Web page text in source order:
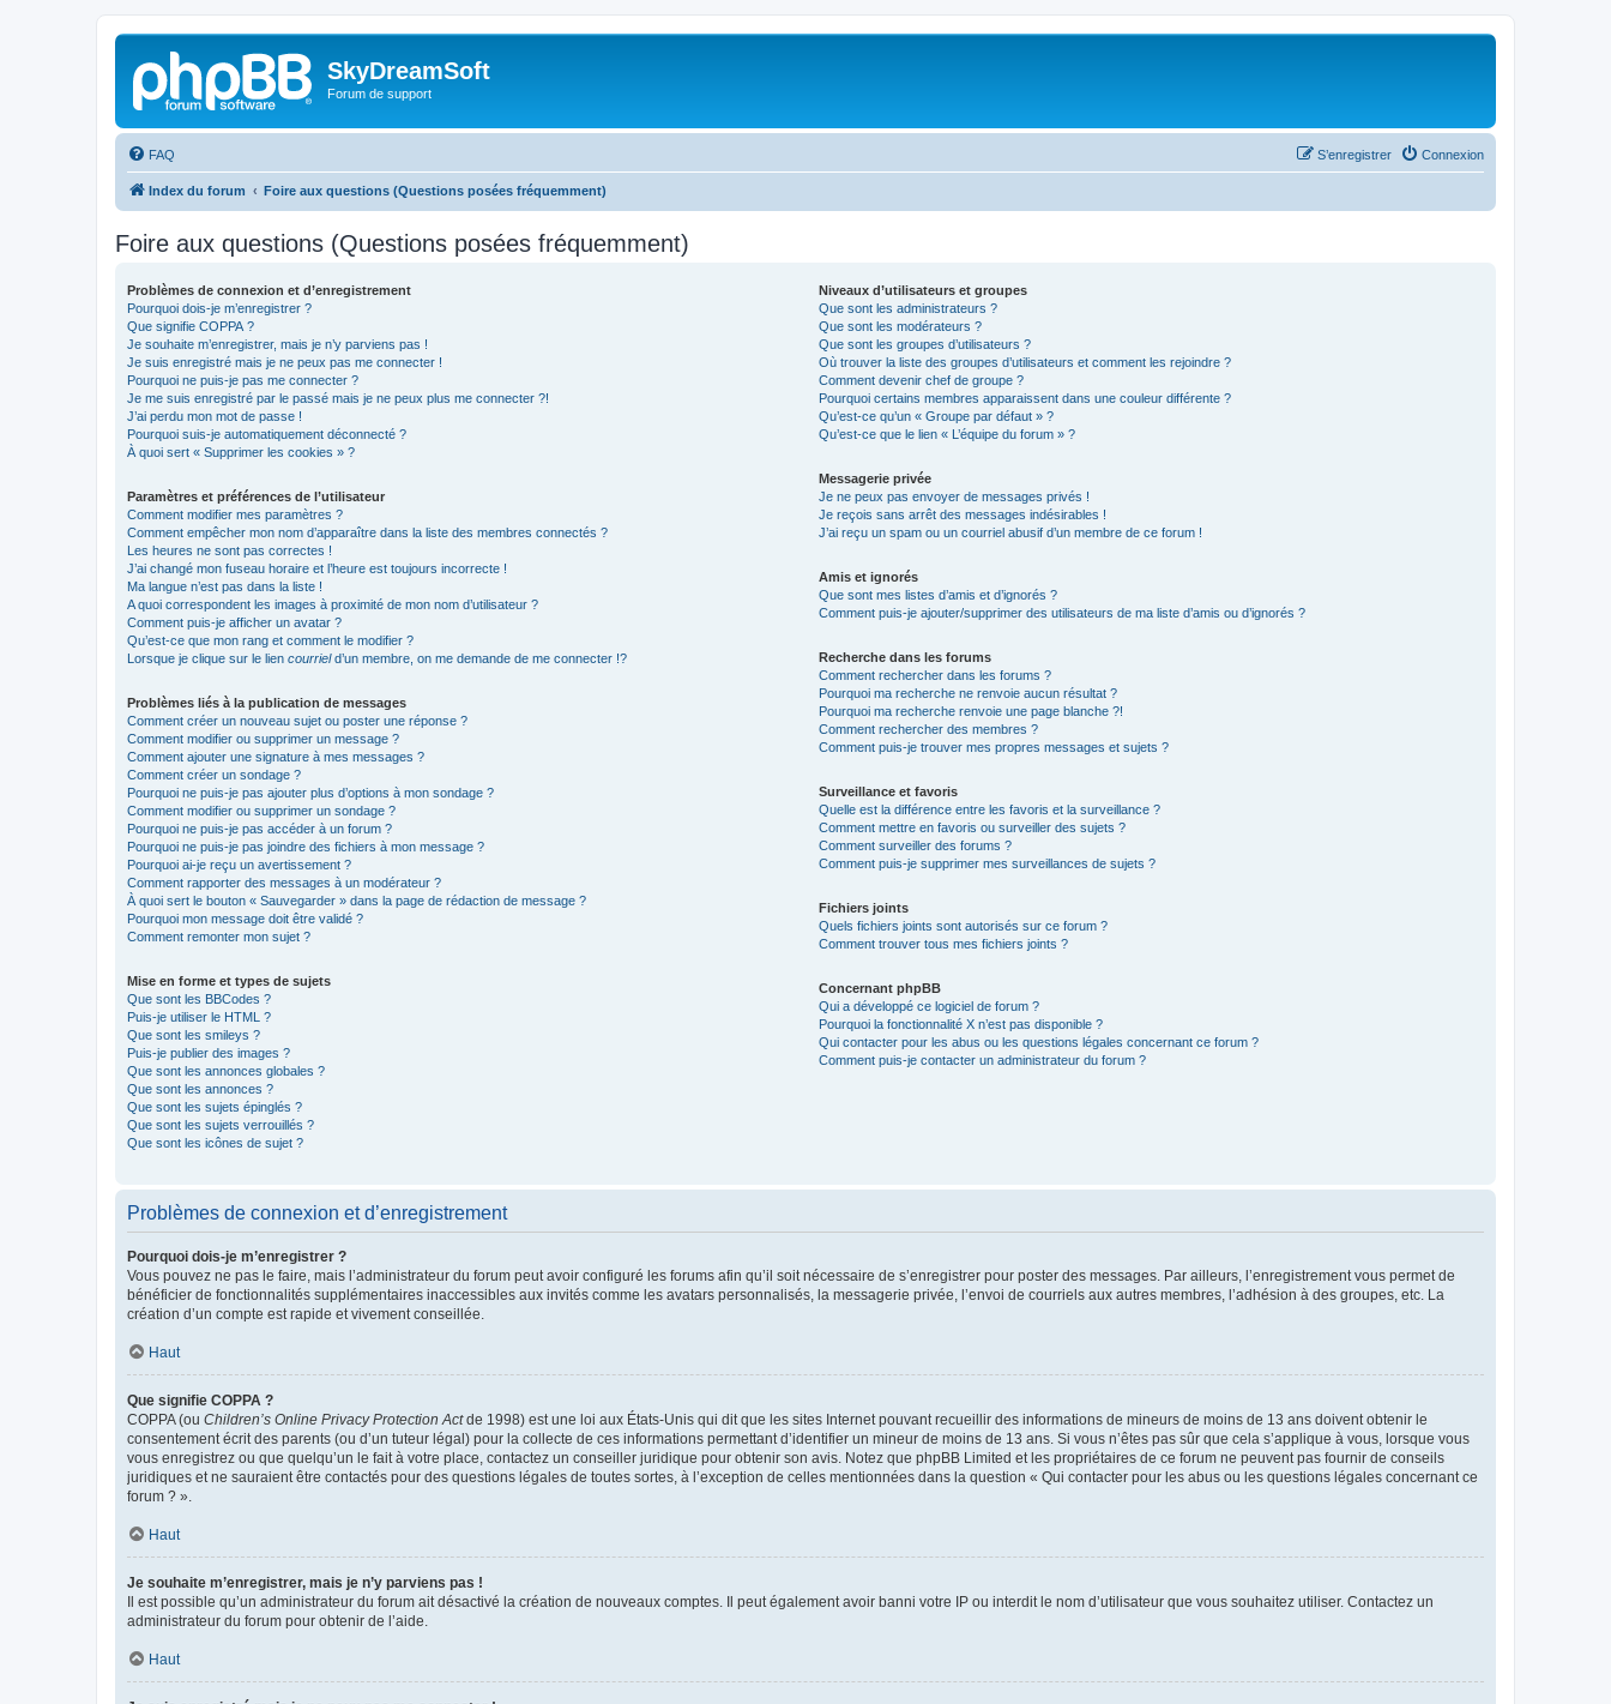
SkyDreamSoft
Forum de support
FAQ Connexion
S’enregistrer
Index du forum Foire aux questions (Questions posées fréquemment)
Foire aux questions (Questions posées fréquemment)
Problèmes de connexion et d’enregistrement
Pourquoi dois-je m’enregistrer ?
Que signifie COPPA ?
Je souhaite m’enregistrer, mais je n’y parviens pas !
Je suis enregistré mais je ne peux pas me connecter !
Pourquoi ne puis-je pas me connecter ?
Je me suis enregistré par le passé mais je ne peux plus me connecter ?!
J’ai perdu mon mot de passe !
Pourquoi suis-je automatiquement déconnecté ?
À quoi sert « Supprimer les cookies » ?
Paramètres et préférences de l’utilisateur
Comment modifier mes paramètres ?
Comment empêcher mon nom d’apparaître dans la liste des membres connectés ?
Les heures ne sont pas correctes !
J’ai changé mon fuseau horaire et l’heure est toujours incorrecte !
Ma langue n’est pas dans la liste !
A quoi correspondent les images à proximité de mon nom d’utilisateur ?
Comment puis-je afficher un avatar ?
Qu’est-ce que mon rang et comment le modifier ?
Lorsque je clique sur le lien courrield’un membre, on me demande de me connecter !?
Problèmes liés à la publication de messages
Comment créer un nouveau sujet ou poster une réponse ?
Comment modifier ou supprimer un message ?
Comment ajouter une signature à mes messages ?
Comment créer un sondage ?
Pourquoi ne puis-je pas ajouter plus d’options à mon sondage ?
Comment modifier ou supprimer un sondage ?
Pourquoi ne puis-je pas accéder à un forum ?
Pourquoi ne puis-je pas joindre des fichiers à mon message ?
Pourquoi ai-je reçu un avertissement ?
Comment rapporter des messages à un modérateur ?
À quoi sert le bouton « Sauvegarder » dans la page de rédaction de message ?
Pourquoi mon message doit être validé ?
Comment remonter mon sujet ?
Mise en forme et types de sujets
Que sont les BBCodes ?
Puis-je utiliser le HTML ?
Que sont les smileys ?
Puis-je publier des images ?
Que sont les annonces globales ?
Que sont les annonces ?
Que sont les sujets épinglés ?
Que sont les sujets verrouillés ?
Que sont les icônes de sujet ?
Niveaux d’utilisateurs et groupes
Que sont les administrateurs ?
Que sont les modérateurs ?
Que sont les groupes d’utilisateurs ?
Où trouver la liste des groupes d’utilisateurs et comment les rejoindre ?
Comment devenir chef de groupe ?
Pourquoi certains membres apparaissent dans une couleur différente ?
Qu’est-ce qu’un « Groupe par défaut » ?
Qu’est-ce que le lien « L’équipe du forum » ?
Messagerie privée
Je ne peux pas envoyer de messages privés !
Je reçois sans arrêt des messages indésirables !
J’ai reçu un spam ou un courriel abusif d’un membre de ce forum !
Amis et ignorés
Que sont mes listes d’amis et d’ignorés ?
Comment puis-je ajouter/supprimer des utilisateurs de ma liste d’amis ou d’ignorés ?
Recherche dans les forums
Comment rechercher dans les forums ?
Pourquoi ma recherche ne renvoie aucun résultat ?
Pourquoi ma recherche renvoie une page blanche ?!
Comment rechercher des membres ?
Comment puis-je trouver mes propres messages et sujets ?
Surveillance et favoris
Quelle est la différence entre les favoris et la surveillance ?
Comment mettre en favoris ou surveiller des sujets ?
Comment surveiller des forums ?
Comment puis-je supprimer mes surveillances de sujets ?
Fichiers joints
Quels fichiers joints sont autorisés sur ce forum ?
Comment trouver tous mes fichiers joints ?
Concernant phpBB
Qui a développé ce logiciel de forum ?
Pourquoi la fonctionnalité X n’est pas disponible ?
Qui contacter pour les abus ou les questions légales concernant ce forum ?
Comment puis-je contacter un administrateur du forum ?
Problèmes de connexion et d’enregistrement
Pourquoi dois-je m’enregistrer ?
Vous pouvez ne pas le faire, mais l’administrateur du forum peut avoir configuré les forums afin qu’il soit nécessaire de s’enregistrer pour poster des messages. Par ailleurs, l’enregistrement vous permet de
bénéficier de fonctionnalités supplémentaires inaccessibles aux invités comme les avatars personnalisés, la messagerie privée, l’envoi de courriels aux autres membres, l’adhésion à des groupes, etc. La
création d’un compte est rapide et vivement conseillée.
Haut
Que signifie COPPA ?
COPPA (ou Children’s Online Privacy Protection Actde 1998) est une loi aux États-Unis qui dit que les sites Internet pouvant recueillir des informations de mineurs de moins de 13 ans doivent obtenir le
consentement écrit des parents (ou d’un tuteur légal) pour la collecte de ces informations permettant d’identifier un mineur de moins de 13 ans. Si vous n’êtes pas sûr que cela s’applique à vous, lorsque vous
vous enregistrez ou que quelqu’un le fait à votre place, contactez un conseiller juridique pour obtenir son avis. Notez que phpBB Limited et les propriétaires de ce forum ne peuvent pas fournir de conseils
juridiques et ne sauraient être contactés pour des questions légales de toutes sortes, à l’exception de celles mentionnées dans la question « Qui contacter pour les abus ou les questions légales concernant ce
forum ? ».
Haut
Je souhaite m’enregistrer, mais je n’y parviens pas !
Il est possible qu’un administrateur du forum ait désactivé la création de nouveaux comptes. Il peut également avoir banni votre IP ou interdit le nom d’utilisateur que vous souhaitez utiliser. Contactez un
administrateur du forum pour obtenir de l’aide.
Haut